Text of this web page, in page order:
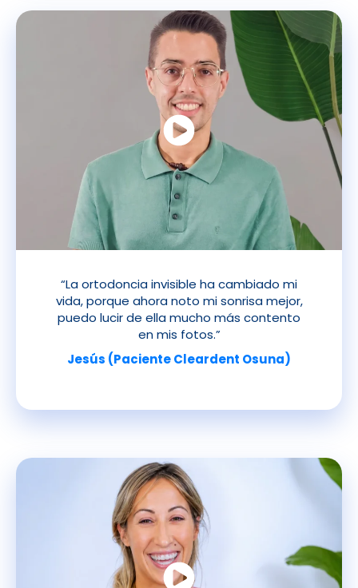
“La ortodoncia invisible ha cambiado mi
vida, porque ahora noto mi sonrisa mejor,
puedo lucir de ella mucho más contento
en mis fotos.”
Jesús (Paciente Cleardent Osuna)